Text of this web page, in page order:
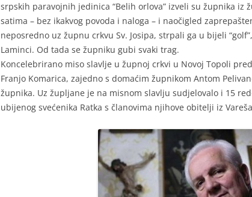
srpskih paravojnih jedinica “Belih orlova” izveli su župnika iz
satima – bez ikakvog povoda i naloga – i naočigled
neposredno uz župnu crkvu Sv. Josipa, strpali ga u bijeli
Laminci. Od tada se župniku gubi svaki trag.
Koncelebrirano miso slavlje u župnoj crkvi u Novoj Topoli
Franjo Komarica, zajedno s domaćim župnikom Antom
župnika. Uz župljane je na misnom slavlju sudjelovalo i 15
ubijenog svećenika Ratka s članovima njihove obitelji iz